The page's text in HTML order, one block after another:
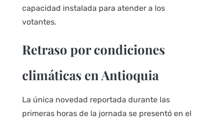
capacidad instalada para atender a los
votantes.
Retraso por condiciones
climáticas en Antioquia
La única novedad reportada durante las
primeras horas de la jornada se presentó en el